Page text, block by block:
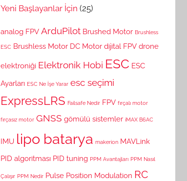
Yeni Başlayanlar İçin (25)
analog FPV ArduPilot Brushed Motor Brushless
ESC Brushless Motor DC Motor dijital FPV drone
elektroniği Elektronik Hobi ESC ESC
Ayarları ESC Ne İşe Yarar esc seçimi
ExpressLRS Failsafe Nedir FPV fırçalı motor
fırçasız motor GNSS gömülü sistemler iMAX B6AC
IMU lipo batarya makerion MAVLink
PID algoritması PID tuning PPM Avantajları PPM Nasıl
Çalışır PPM Nedir Pulse Position Modulation RC